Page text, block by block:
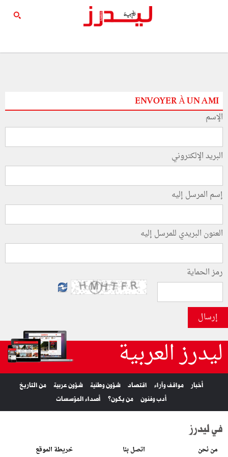
ENVOYER À UN AMI
الإسم
البريد الإلكتروني
إسم المرسل إليه
العنون البريدي للمرسل إليه
رمز الحماية
إرسال
ليدرز العربية
أخبار مواقف وآراء اقتصاد شؤون وطنية شؤون عربية
من التاريخ
أدب وفنون
من يكون؟ أصداء المؤسسات
في ليدرز
من نحن اتصل بنا خريطة الموقع